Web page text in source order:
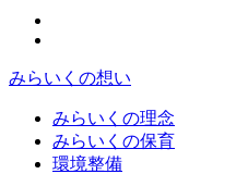
みらいくの想い
みらいくの理念
みらいくの保育
環境整備